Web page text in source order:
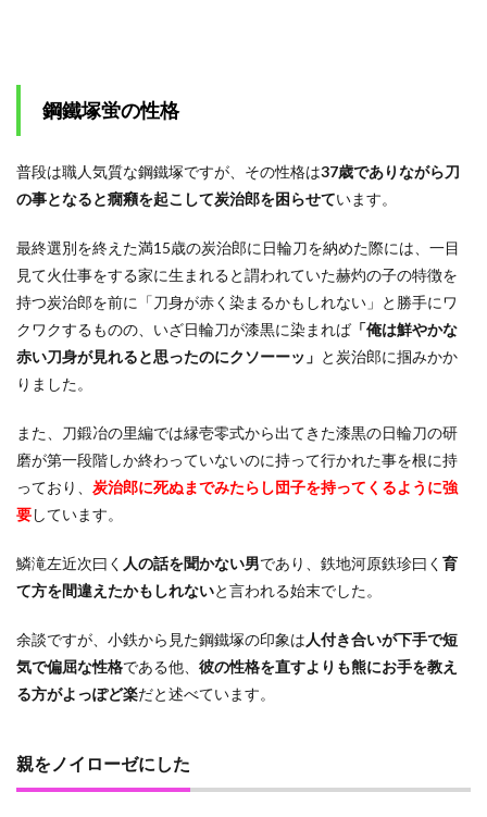
鋼鐵塚蛍の性格
普段は職人気質な鋼鐵塚ですが、その性格は37歳でありながら刀
の事となると癇癪を起こして炭治郎を困らせています。
最終選別を終えた満15歳の炭治郎に日輪刀を納めた際には、一目
見て火仕事をする家に生まれると謂われていた赫灼の子の特徴を
持つ炭治郎を前に「刀身が赤く染まるかもしれない」と勝手にワ
クワクするものの、いざ日輪刀が漆黒に染まれば「俺は鮮やかな
赤い刀身が見れると思ったのにクソーーッ」 と炭治郎に掴みかか
りました。
また、刀鍛冶の里編では縁壱零式から出てきた漆黒の日輪刀の研
磨が第一段階しか終わっていないのに持って行かれた事を根に持
っており、 炭治郎に死ぬまでみたらし団子を持ってくるように強
要しています。
鱗滝左近次曰く 人の話を聞かない男であり、鉄地河原鉄珍曰く 育
て方を間違えたかもしれないと言われる始末でした。
余談ですが、小鉄から見た鋼鐵塚の印象は 人付き合いが下手で短
気で偏屈な性格である他、 彼の性格を直すよりも熊にお手を教え
る方がよっぽど楽だと述べています。
親をノイローゼにした